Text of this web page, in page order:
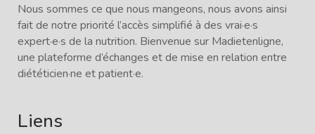
Nous sommes ce que nous mangeons, nous avons ainsi
fait de notre priorité l’accès simplifié à des vrai·e·s
expert·e·s de la nutrition. Bienvenue sur Madietenligne,
une plateforme d’échanges et de mise en relation entre
diététicien·ne et patient·e.
Liens